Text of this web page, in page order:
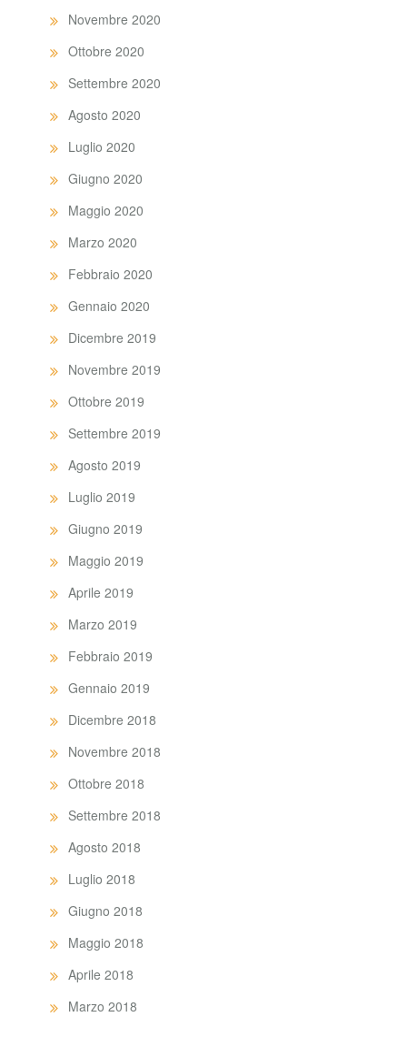
Novembre 2020
Ottobre 2020
Settembre 2020
Agosto 2020
Luglio 2020
Giugno 2020
Maggio 2020
Marzo 2020
Febbraio 2020
Gennaio 2020
Dicembre 2019
Novembre 2019
Ottobre 2019
Settembre 2019
Agosto 2019
Luglio 2019
Giugno 2019
Maggio 2019
Aprile 2019
Marzo 2019
Febbraio 2019
Gennaio 2019
Dicembre 2018
Novembre 2018
Ottobre 2018
Settembre 2018
Agosto 2018
Luglio 2018
Giugno 2018
Maggio 2018
Aprile 2018
Marzo 2018